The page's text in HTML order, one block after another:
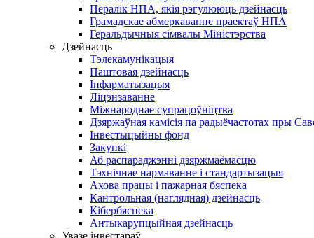
Пералік НПА, якія рэгулююць дзейнасць
Грамадскае абмеркаванне праектаў НПА
Геральдычныя сімвалы Міністэрства
Дзейнасць
Тэлекамунікацыя
Паштовая дзейнасць
Інфарматызацыя
Ліцэнзаванне
Міжнароднае супрацоўніцтва
Дзяржаўная камісія па радыёчастотах пры
Інвестыцыйны фонд
Закупкі
Аб распараджэнні дзяржмаёмасцю
Тэхнічнае нармаванне і стандартызацыя
Ахова працы і пажарная бяспека
Кантрольная (наглядная) дзейнасць
Кібербяспека
Антыкарупцыйная дзейнасць
Увазе інвестараў